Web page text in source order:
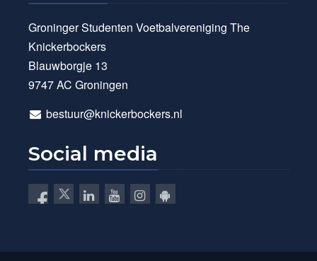
Groninger Studenten Voetbalvereniging The
Knickerbockers
Blauwborgje 13
9747 AC Groningen
bestuur@knickerbockers.nl
Social media